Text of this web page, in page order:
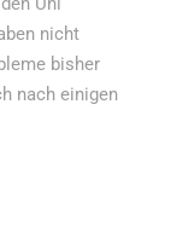
nicht
bisher
nach einigen